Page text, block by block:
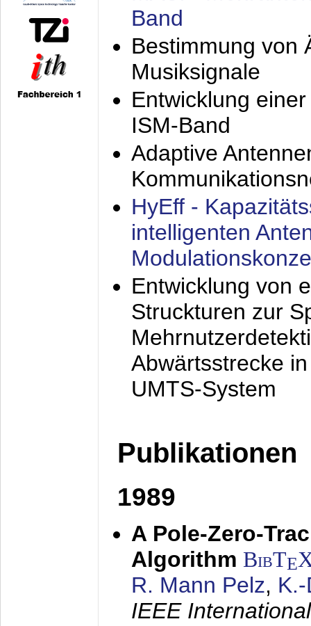
Band
Bestimmung von
Musiksignale
Entwicklung
ISM-Band
Adaptive
HyEff -
intelligenten
Entwicklung von
Struckturen zur
Abwärtsstrecke
UMTS-System
Publikationen
1989
A Pole-Zero-
Algorithm BibTE
R. Mann Pelz,
IEEE